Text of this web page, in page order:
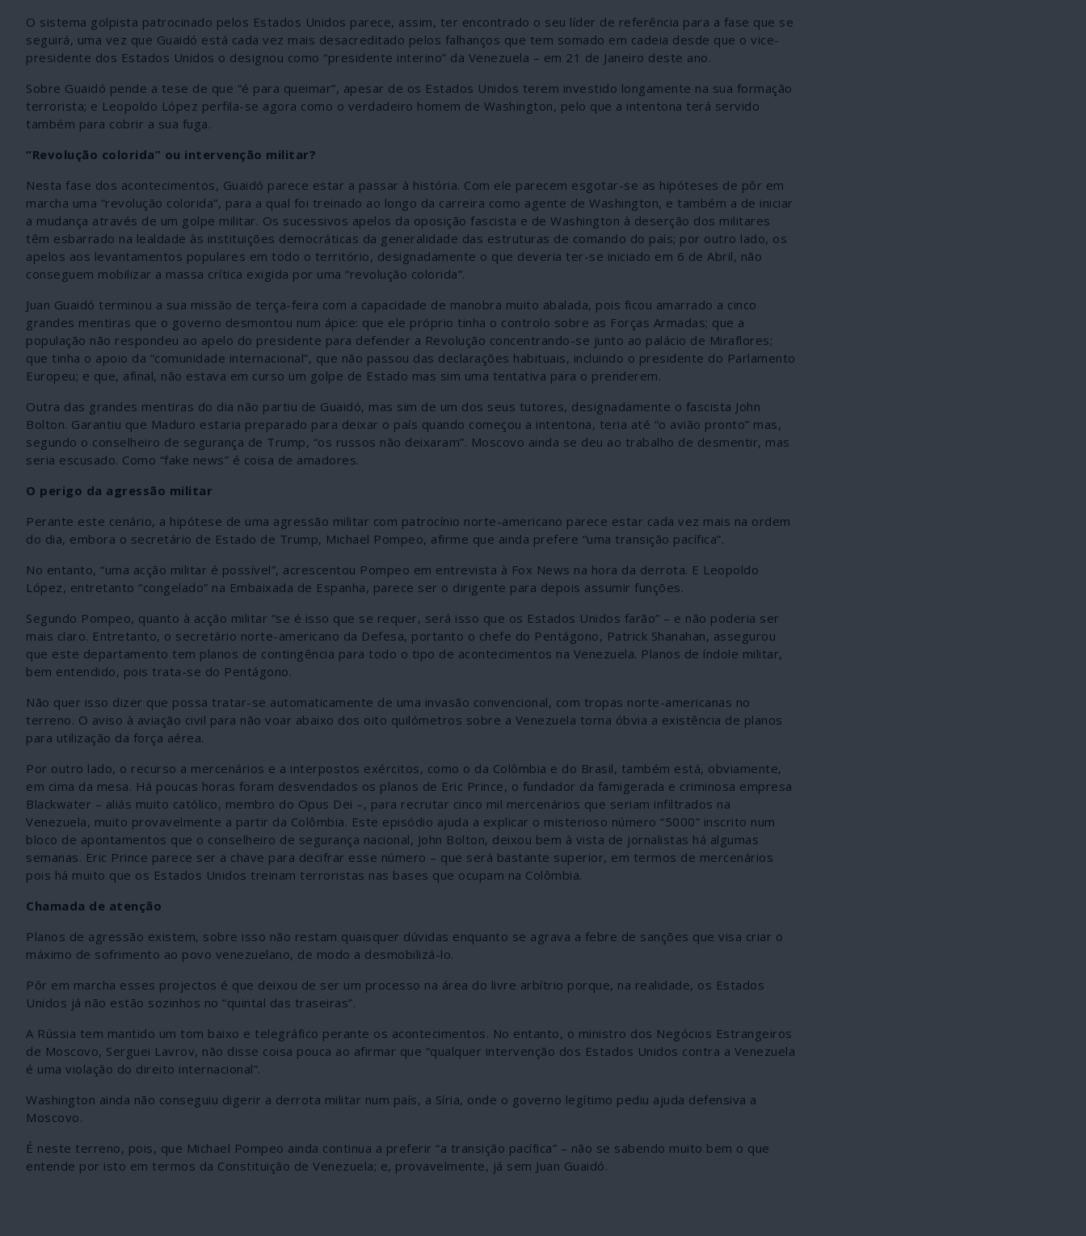
O sistema golpista patrocinado pelos Estados Unidos parece, assim, ter encontrado o seu líder de referência para a fase que se
seguirá, uma vez que Guaidó está cada vez mais desacreditado pelos falhanços que tem somado em cadeia desde que o vice-
presidente dos Estados Unidos o designou como “presidente interino” da Venezuela – em 21 de Janeiro deste ano.
Sobre Guaidó pende a tese de que “é para queimar”, apesar de os Estados Unidos terem investido longamente na sua formação
terrorista; e Leopoldo López perfila-se agora como o verdadeiro homem de Washington, pelo que a intentona terá servido
também para cobrir a sua fuga.
“Revolução colorida” ou intervenção militar?
Nesta fase dos acontecimentos, Guaidó parece estar a passar à história. Com ele parecem esgotar-se as hipóteses de pôr em
marcha uma “revolução colorida”, para a qual foi treinado ao longo da carreira como agente de Washington, e também a de iniciar
a mudança através de um golpe militar. Os sucessivos apelos da oposição fascista e de Washington à deserção dos militares
têm esbarrado na lealdade às instituições democráticas da generalidade das estruturas de comando do país; por outro lado, os
apelos aos levantamentos populares em todo o território, designadamente o que deveria ter-se iniciado em 6 de Abril, não
conseguem mobilizar a massa crítica exigida por uma “revolução colorida”.
Juan Guaidó terminou a sua missão de terça-feira com a capacidade de manobra muito abalada, pois ficou amarrado a cinco
grandes mentiras que o governo desmontou num ápice: que ele próprio tinha o controlo sobre as Forças Armadas; que a
população não respondeu ao apelo do presidente para defender a Revolução concentrando-se junto ao palácio de Miraflores;
que tinha o apoio da “comunidade internacional”, que não passou das declarações habituais, incluindo o presidente do Parlamento
Europeu; e que, afinal, não estava em curso um golpe de Estado mas sim uma tentativa para o prenderem.
Outra das grandes mentiras do dia não partiu de Guaidó, mas sim de um dos seus tutores, designadamente o fascista John
Bolton. Garantiu que Maduro estaria preparado para deixar o país quando começou a intentona, teria até “o avião pronto” mas,
segundo o conselheiro de segurança de Trump, “os russos não deixaram”. Moscovo ainda se deu ao trabalho de desmentir, mas
seria escusado. Como “fake news” é coisa de amadores.
O perigo da agressão militar
Perante este cenário, a hipótese de uma agressão militar com patrocínio norte-americano parece estar cada vez mais na ordem
do dia, embora o secretário de Estado de Trump, Michael Pompeo, afirme que ainda prefere “uma transição pacífica”.
No entanto, “uma acção militar é possível”, acrescentou Pompeo em entrevista à Fox News na hora da derrota. E Leopoldo
López, entretanto “congelado” na Embaixada de Espanha, parece ser o dirigente para depois assumir funções.
Segundo Pompeo, quanto à acção militar “se é isso que se requer, será isso que os Estados Unidos farão” – e não poderia ser
mais claro. Entretanto, o secretário norte-americano da Defesa, portanto o chefe do Pentágono, Patrick Shanahan, assegurou
que este departamento tem planos de contingência para todo o tipo de acontecimentos na Venezuela. Planos de índole militar,
bem entendido, pois trata-se do Pentágono.
Não quer isso dizer que possa tratar-se automaticamente de uma invasão convencional, com tropas norte-americanas no
terreno. O aviso à aviação civil para não voar abaixo dos oito quilómetros sobre a Venezuela torna óbvia a existência de planos
para utilização da força aérea.
Por outro lado, o recurso a mercenários e a interpostos exércitos, como o da Colômbia e do Brasil, também está, obviamente,
em cima da mesa. Há poucas horas foram desvendados os planos de Eric Prince, o fundador da famigerada e criminosa empresa
Blackwater – aliás muito católico, membro do Opus Dei –, para recrutar cinco mil mercenários que seriam infiltrados na
Venezuela, muito provavelmente a partir da Colômbia. Este episódio ajuda a explicar o misterioso número “5000” inscrito num
bloco de apontamentos que o conselheiro de segurança nacional, John Bolton, deixou bem à vista de jornalistas há algumas
semanas. Eric Prince parece ser a chave para decifrar esse número – que será bastante superior, em termos de mercenários
pois há muito que os Estados Unidos treinam terroristas nas bases que ocupam na Colômbia.
Chamada de atenção
Planos de agressão existem, sobre isso não restam quaisquer dúvidas enquanto se agrava a febre de sanções que visa criar o
máximo de sofrimento ao povo venezuelano, de modo a desmobilizá-lo.
Pôr em marcha esses projectos é que deixou de ser um processo na área do livre arbítrio porque, na realidade, os Estados
Unidos já não estão sozinhos no “quintal das traseiras”.
A Rússia tem mantido um tom baixo e telegráfico perante os acontecimentos. No entanto, o ministro dos Negócios Estrangeiros
de Moscovo, Serguei Lavrov, não disse coisa pouca ao afirmar que “qualquer intervenção dos Estados Unidos contra a Venezuela
é uma violação do direito internacional”.
Washington ainda não conseguiu digerir a derrota militar num país, a Síria, onde o governo legítimo pediu ajuda defensiva a
Moscovo.
É neste terreno, pois, que Michael Pompeo ainda continua a preferir “a transição pacífica” – não se sabendo muito bem o que
entende por isto em termos da Constituição de Venezuela; e, provavelmente, já sem Juan Guaidó.